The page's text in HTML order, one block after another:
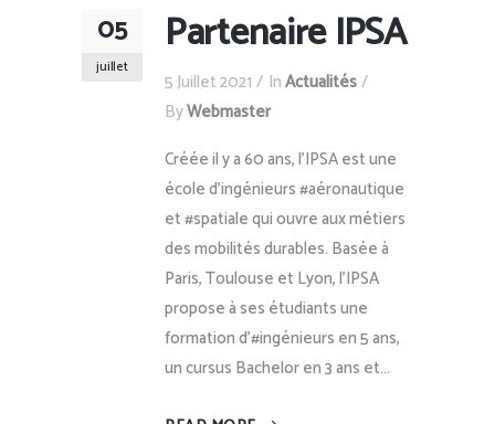
05
juillet
Partenaire IPSA
5 Juillet 2021 InActualités
ByWebmaster
Créée il y a 60 ans, l’IPSA est une
école d’ingénieurs #aéronautique
et #spatiale qui ouvre aux métiers
des mobilités durables. Basée à
Paris, Toulouse et Lyon, l’IPSA
propose à ses étudiants une
formation d’#ingénieurs en 5 ans,
un cursus Bachelor en 3 ans et...